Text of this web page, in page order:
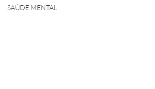
SAÚDE MENTAL